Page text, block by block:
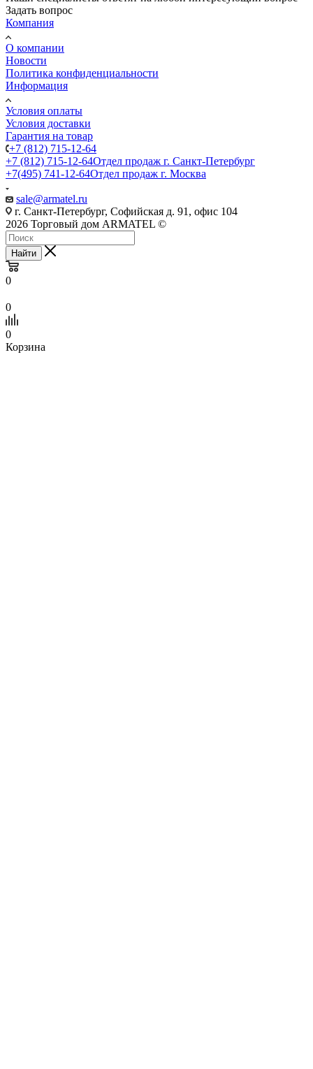
Задать вопрос
Компания
О компании
Новости
Политика конфиденциальности
Информация
Условия оплаты
Условия доставки
Гарантия на товар
+7 (812) 715-12-64
+7 (812) 715-12-64Отдел продаж г. Санкт-Петербург
+7(495) 741-12-64Отдел продаж г. Москва
sale@armatel.ru
г. Санкт-Петербург, Софийская д. 91, офис 104
2026 Торговый дом ARMATEL ©
Найти
0
0
0
Корзина